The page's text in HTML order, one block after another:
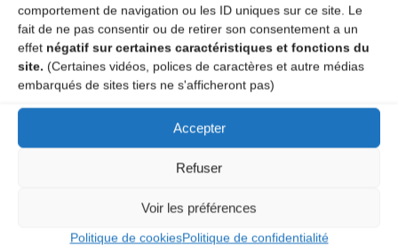
comportement de navigation ou les ID uniques sur ce site. Le
fait de ne pas consentir ou de retirer son consentement a un
effet négatif sur certaines caractéristiques et fonctions du
site. (Certaines vidéos, polices de caractères et autre médias
embarqués de sites tiers ne s'afficheront pas)
Accepter
Refuser
Voir les préférences
Politique de cookiesPolitique de confidentialité
A DECOUVRIR :